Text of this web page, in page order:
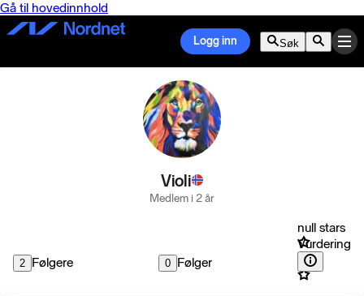
Gå til hovedinnhold
Logg inn Søk
Violi
Medlem i 2 år
2 Følgere 0 Følger
null stars
Vurdering